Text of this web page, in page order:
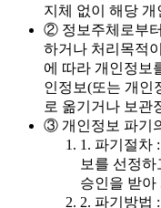
지체 없이 해당
② 정보주체로부
하거나 처리목적
에 따라 개인정보
인정보(또는 개인
로 옮기거나 보관
③ 개인정보 파기
1. 파기절차
보를 선정
승인을 받아
2. 파기방법